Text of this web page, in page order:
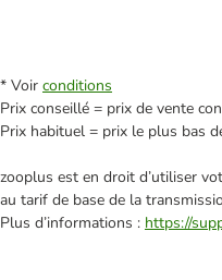
* Voir conditions
Prix conseillé = prix de vente
Prix habituel = prix le plus bas
zooplus est en droit d’utiliser
au tarif de base de la
Plus d’informations : https://